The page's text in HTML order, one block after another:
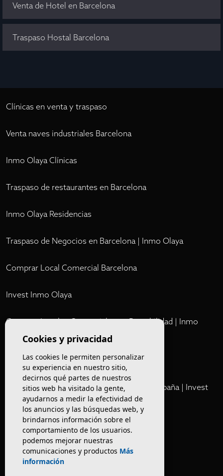
Venta de Hotel en Barcelona
Traspaso Hostal Barcelona
Clínicas en venta y traspaso
Venta naves industriales Barcelona
Inmo Olaya Clínicas
Traspaso de restaurantes en Barcelona
Inmo Olaya Residencias
Traspaso de Negocios en Barcelona | Inmo Olaya
Comprar Local Comercial Barcelona
Invest Inmo Olaya
Comprar Locales Comerciales en Rentabilidad | Inmo
Olaya
Cartera Privada de Activos Hoteleros en España | Invest
Inmo Olaya
Venta de edificios
Comprar restaurante en Barcelona
Cookies y privacidad
Las cookies le permiten personalizar
su experiencia en nuestro sitio,
decirnos qué partes de nuestros
sitios web ha visitado la gente,
ayudarnos a medir la efectividad de
los anuncios y las búsquedas web, y
brindarnos información sobre el
comportamiento de los usuarios.
podemos mejorar nuestras
comunicaciones y productos Más
información